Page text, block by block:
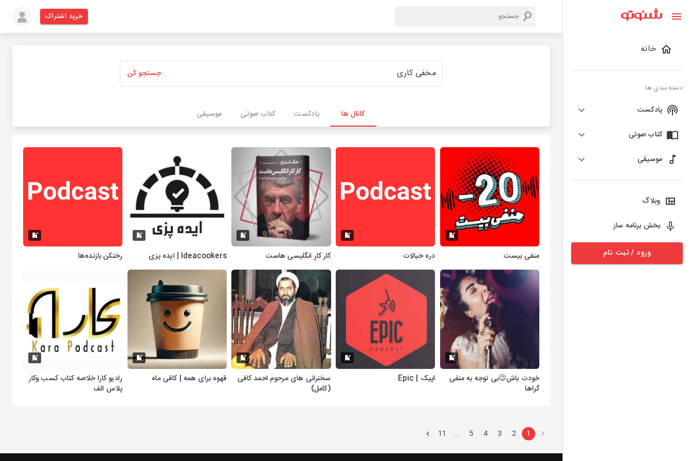
خانه
دسته بندی ها
پادکست
کتاب صوتی
موسیقی
وبلاگ
بخش برنامه ساز
ورود / ثبت نام
خرید اشتراک
جستجو کن
کانال ها پادکست کتاب صوتی موسیقی
منفی بیست دره خیالات کار کارِ انگلیسی هاست Ideacookers | ایده پزی رختکن بازنده‌ها
خودت باش😉بی توجه به منفی
گراها
اپیک | Epic
سخنرانی های مرحوم احمد کافی
(کامل)
قهوه برای همه | کافی ماه
رادیو کارا خلاصه کتاب کسب وکار
پلاس الف
1
2
3
4
5
…
11